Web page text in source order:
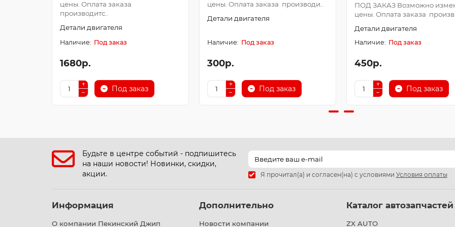
цены. Оплата заказа
производитс..
Детали двигателя
Под заказ
1680р.
Под заказ
цены. Оплата заказа производи..
Детали двигателя
Под заказ
300р.
Под заказ
ПОД ЗАКАЗ Возможно
цены. Оплата заказа произв..
Детали двигателя
Под заказ
450р.
Под заказ
Будьте в центре событий - подпишитесь
на наши новости! Новинки, скидки,
акции.
Я прочитал(а) и согласен(на) с условиями Условия оплаты
Информация
О компании Пекинский Джип
Дополнительно
Новости компании
Каталог автозапчастей
ZX AUTO